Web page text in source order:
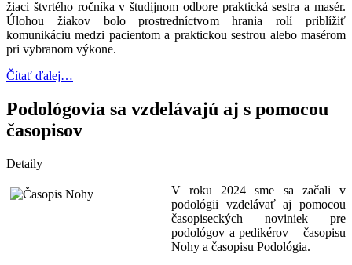
žiaci štvrtého ročníka v študijnom odbore praktická sestra a masér.
Úlohou žiakov bolo prostredníctvom hrania rolí priblížiť
komunikáciu medzi pacientom a praktickou sestrou alebo masérom
pri vybranom výkone.
Čítať ďalej…
Podológovia sa vzdelávajú aj s pomocou
časopisov
Detaily
V roku 2024 sme sa začali v
podológii vzdelávať aj pomocou
časopiseckých noviniek pre
podológov a pedikérov – časopisu
Nohy a časopisu Podológia.